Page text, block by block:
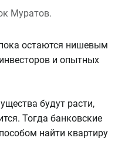
Муратов.
остаются нишевым
и опытных
будут расти,
Тогда банковские
найти квартиру